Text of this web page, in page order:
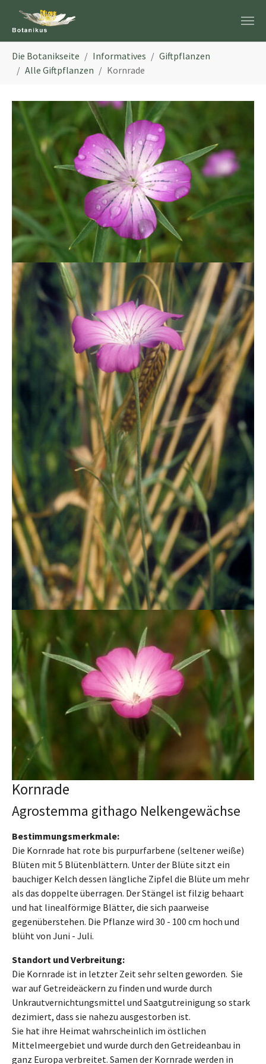
Die Botanikseite Informatives
Giftpflanzen
Alle Giftpflanzen
Kornrade
Kornrade
Agrostemma githago Nelkengewächse
Bestimmungsmerkmale:
Die Kornrade hat rote bis purpurfarbene (seltener weiße)
Blüten mit 5 Blütenblättern. Unter der Blüte sitzt ein
bauchiger Kelch dessen längliche Zipfel die Blüte um mehr
als das doppelte überragen. Der Stängel ist filzig behaart
und hat linealförmige Blätter, die sich paarweise
gegenüberstehen. Die Pflanze wird 30 - 100 cm hoch und
blüht von Juni - Juli.
Standort und Verbreitung:
Die Kornrade ist in letzter Zeit sehr selten geworden. Sie
war auf Getreideäckern zu finden und wurde durch
Unkrautvernichtungsmittel und Saatgutreinigung so stark
dezimiert, dass sie nahezu ausgestorben ist.
Sie hat ihre Heimat wahrscheinlich im östlichen
Mittelmeergebiet und wurde durch den Getreideanbau in
ganz Europa verbreitet. Samen der Kornrade werden in